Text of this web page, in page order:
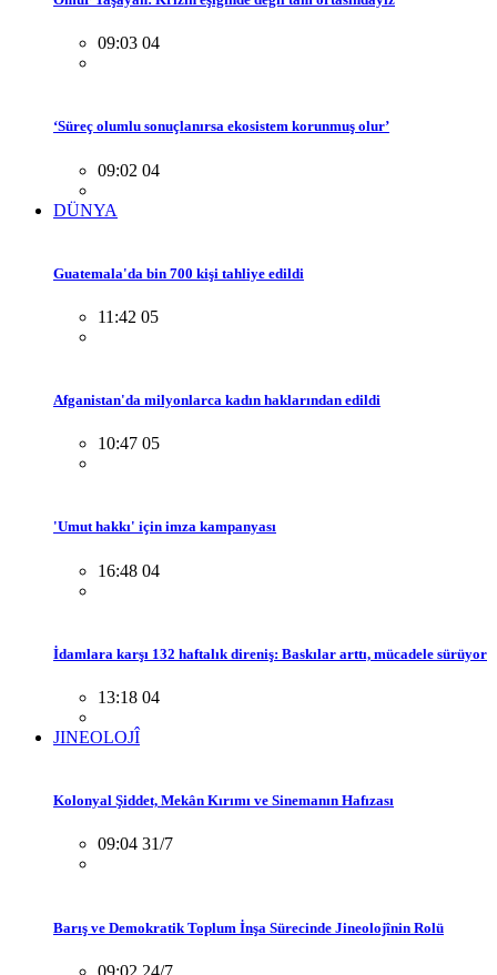
09:03 04
‘Süreç olumlu sonuçlanırsa ekosistem korunmuş olur’
09:02 04
DÜNYA
Guatemala'da bin 700 kişi tahliye edildi
11:42 05
Afganistan'da milyonlarca kadın haklarından edildi
10:47 05
'Umut hakkı' için imza kampanyası
16:48 04
İdamlara karşı 132 haftalık direniş: Baskılar arttı, mücadele sürüyor
13:18 04
JINEOLOJÎ
Kolonyal Şiddet, Mekân Kırımı ve Sinemanın Hafızası
09:04 31/7
Barış ve Demokratik Toplum İnşa Sürecinde Jineolojînin Rolü
09:02 24/7